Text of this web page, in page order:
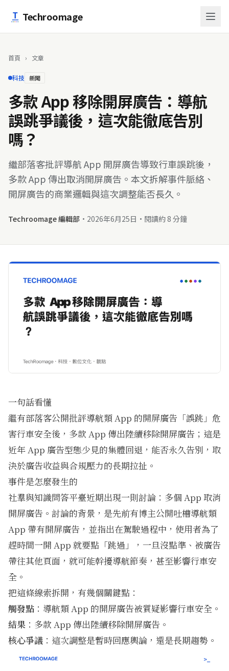
Techroomage
首頁 › 文章
科技 新聞
多款 App 移除開屏廣告：導航
誤跳爭議後，這次能徹底告別
嗎？
繼部落客批評導航 App 開屏廣告導致行車誤跳後，
多款 App 傳出取消開屏廣告。本文拆解事件脈絡、
開屏廣告的商業邏輯與這次調整能否長久。
Techroomage 編輯部 · 2026年6月25日 · 閱讀約 8 分鐘
一句話看懂
繼有部落客公開批評導航類 App 的開屏廣告「誤跳」危
害行車安全後，多款 App 傳出陸續移除開屏廣告；這是
近年 App 廣告型態少見的集體回退，能否永久告別，取
決於廣告收益與合規壓力的長期拉扯。
事件是怎麼發生的
社羣與知識問答平臺近期出現一則討論：多個 App 取消
開屏廣告。討論的背景，是先前有博主公開吐槽導航類
App 帶有開屏廣告，並指出在駕駛過程中，使用者為了
趕時間一開 App 就要點「跳過」，一旦沒點準、被廣告
帶往其他頁面，就可能幹擾導航節奏，甚至影響行車安
全。
把這條線索拆開，有幾個關鍵點：
觸發點 ：導航類 App 的開屏廣告被質疑影響行車安全。
結果 ：多款 App 傳出陸續移除開屏廣告。
核心爭議 ：這次調整是暫時回應輿論，還是長期趨勢。